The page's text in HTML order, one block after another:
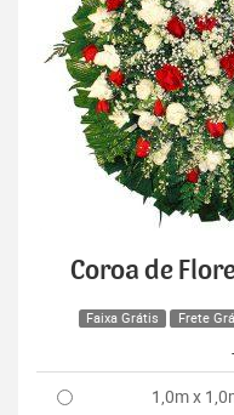
Coroa de
Faixa Grátis Frete
1,0m x